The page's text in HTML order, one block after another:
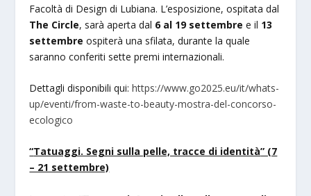
Facoltà di Design di Lubiana. L’esposizione, ospitata dal
The Circle, sarà aperta dal 6 al 19 settembre e il 13
settembre ospiterà una sfilata, durante la quale
saranno conferiti sette premi internazionali.
Dettagli disponibili qui:https://www.go2025.eu/it/whats-
up/eventi/from-waste-to-beauty-mostra-del-concorso-
ecologico
“Tatuaggi. Segni sulla pelle, tracce di identità” (7
– 21 settembre)